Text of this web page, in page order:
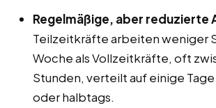
Regelmäßige, aber reduzierte
Teilzeitkräfte arbeiten weniger
Woche als Vollzeitkräfte, oft
Stunden, verteilt auf einige
oder halbtags.